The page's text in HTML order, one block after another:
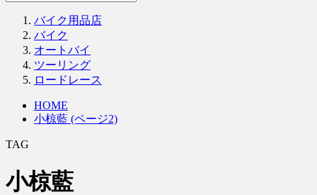
バイク用品店
バイク
オートバイ
ツーリング
ロードレース
HOME
小椋藍 (ページ2)
TAG
小椋藍